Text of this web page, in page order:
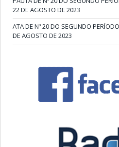
22 DE AGOSTO DE 2023
ATA DE Nº 20 DO SEGUNDO
DE AGOSTO DE 2023